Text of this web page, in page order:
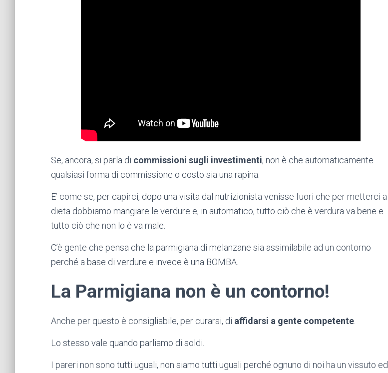
Se, ancora, si parla di commissioni sugli investimenti, non è che automaticamente
qualsiasi forma di commissione o costo sia una rapina.
E’ come se, per capirci, dopo una visita dal nutrizionista venisse fuori che per metterci a
dieta dobbiamo mangiare le verdure e, in automatico, tutto ciò che è verdura va bene e
tutto ciò che non lo è va male.
C’è gente che pensa che la parmigiana di melanzane sia assimilabile ad un contorno
perché a base di verdure e invece è una BOMBA.
La Parmigiana non è un contorno!
Anche per questo è consigliabile, per curarsi, di affidarsi a gente competente
Lo stesso vale quando parliamo di soldi.
I pareri non sono tutti uguali, non siamo tutti uguali perché ognuno di noi ha un vissuto ed